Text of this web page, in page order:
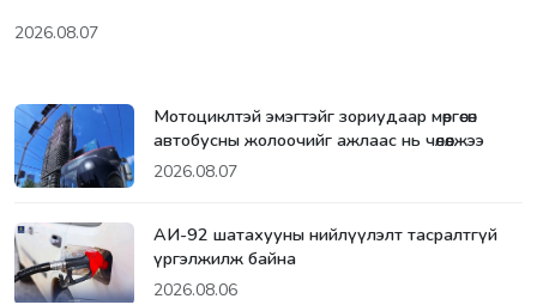
2026.08.07
Мотоциклтэй эмэгтэйг зориудаар мөргөсөн
автобусны жолоочийг ажлаас нь чөлөөлжээ
2026.08.07
АИ-92 шатахууны нийлүүлэлт тасралтгүй
үргэлжилж байна
2026.08.06